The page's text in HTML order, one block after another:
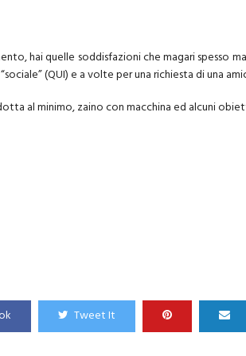
hai quelle soddisfazioni che magari spesso
(QUI) e a volte per una richiesta di una
al minimo, zaino con macchina ed alcuni
Tweet It